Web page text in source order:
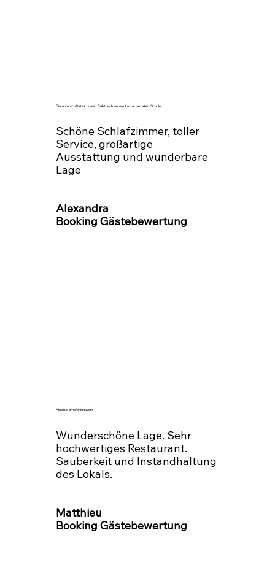
Ein unterschätztes Juwel. Fühlt sich an wie Luxus der alten Schule
Schöne Schlafzimmer, toller
Service, großartige
Ausstattung und wunderbare
Lage
Alexandra
Booking Gästebewertung
Absolut empfehlenswert
Wunderschöne Lage. Sehr
hochwertiges Restaurant.
Sauberkeit und Instandhaltung
des Lokals.
Matthieu
Booking Gästebewertung